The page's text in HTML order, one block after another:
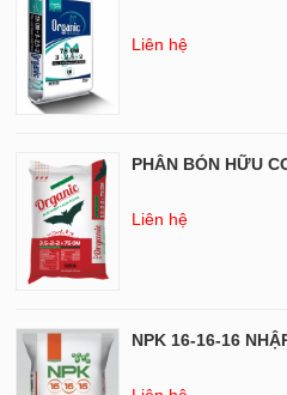
Liên hệ
PHÂN BÓN HỮU
Liên hệ
NPK 16-16-16